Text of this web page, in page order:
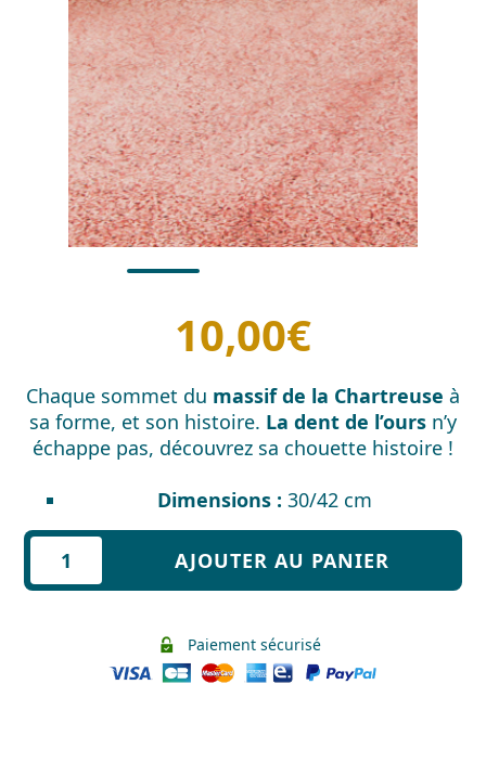
10,00€
Chaque sommet du massif de la Chartreuse à
sa forme, et son histoire. La dent de l’ours n’y
échappe pas, découvrez sa chouette histoire !
Dimensions : 30/42 cm
quantité
de
AJOUTER AU PANIER
Paiement sécurisé